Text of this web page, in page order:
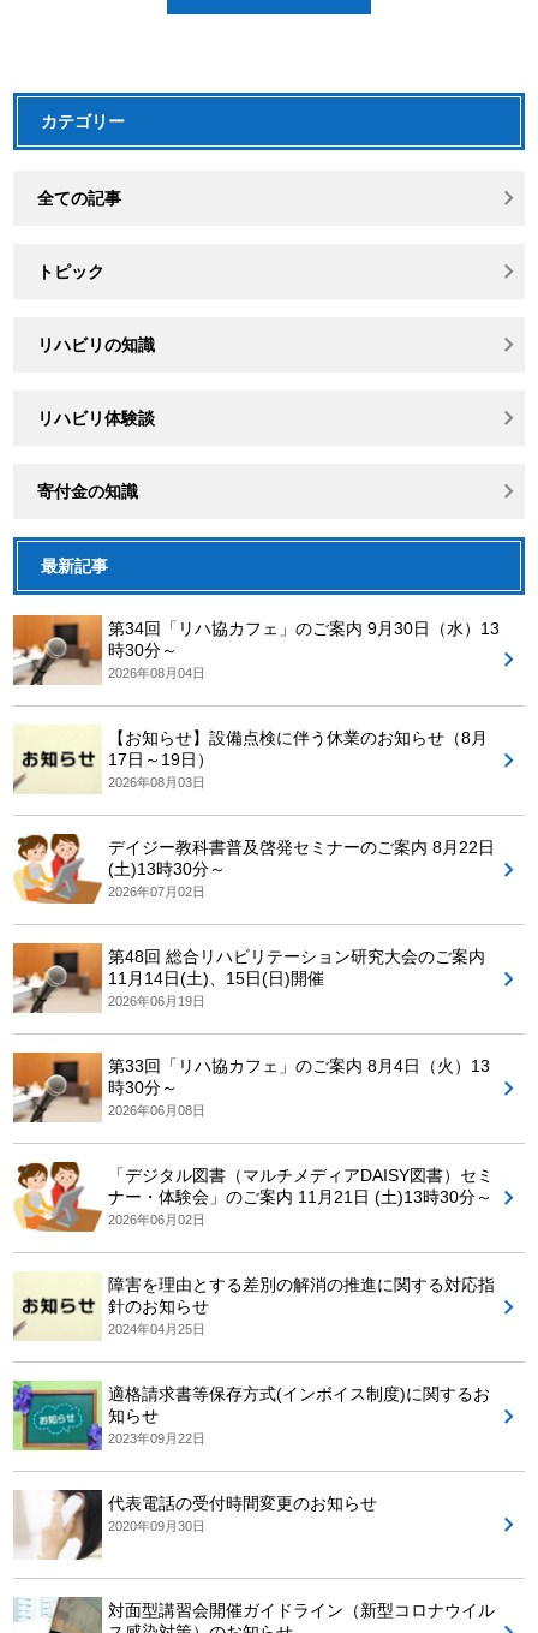
カテゴリー
全ての記事
トピック
リハビリの知識
リハビリ体験談
寄付金の知識
最新記事
第34回「リハ協カフェ」のご案内 9月30日（水）13
時30分～
2026年08月04日
【お知らせ】設備点検に伴う休業のお知らせ（8月
17日～19日）
2026年08月03日
デイジー教科書普及啓発セミナーのご案内 8月22日
(土)13時30分～
2026年07月02日
第48回 総合リハビリテーション研究大会のご案内
11月14日(土)、15日(日)開催
2026年06月19日
第33回「リハ協カフェ」のご案内 8月4日（火）13
時30分～
2026年06月08日
「デジタル図書（マルチメディアDAISY図書）セミ
ナー・体験会」のご案内 11月21日 (土)13時30分～
2026年06月02日
障害を理由とする差別の解消の推進に関する対応指
針のお知らせ
2024年04月25日
適格請求書等保存方式(インボイス制度)に関するお
知らせ
2023年09月22日
代表電話の受付時間変更のお知らせ
2020年09月30日
対面型講習会開催ガイドライン（新型コロナウイル